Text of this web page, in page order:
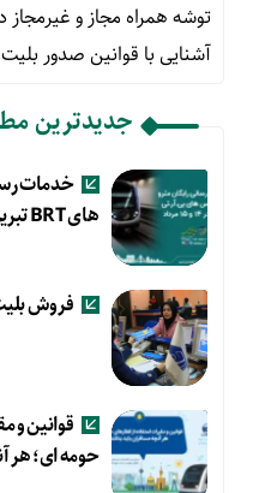
توشه همراه مجاز و غیرمجاز
آشنایی با قوانین صدور
جدیدترین
خدمات
های BRT تبریز در ۱۴ و ۱۵ مرداد
فروش
قوانین و
حومه ای؛ هر